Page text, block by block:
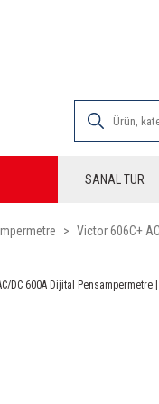
SANAL TUR
Victor 606C+